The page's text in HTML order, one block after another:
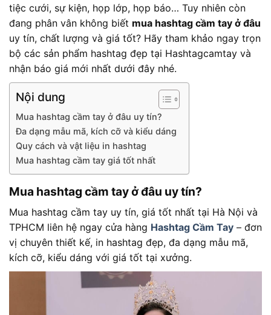
tiệc cưới, sự kiện, họp lớp, họp báo… Tuy nhiên còn
đang phân vân không biết mua hashtag cầm tay ở đâu
uy tín, chất lượng và giá tốt? Hãy tham khảo ngay trọn
bộ các sản phẩm hashtag đẹp tại Hashtagcamtay và
nhận báo giá mới nhất dưới đây nhé.
Nội dung
Mua hashtag cầm tay ở đâu uy tín?
Đa dạng mẫu mã, kích cỡ và kiểu dáng
Quy cách và vật liệu in hashtag
Mua hashtag cầm tay giá tốt nhất
Mua hashtag cầm tay ở đâu uy tín?
Mua hashtag cầm tay uy tín, giá tốt nhất tại Hà Nội và
TPHCM liên hệ ngay cửa hàng Hashtag Cầm Tay – đơn
vị chuyên thiết kế, in hashtag đẹp, đa dạng mẫu mã,
kích cỡ, kiểu dáng với giá tốt tại xưởng.